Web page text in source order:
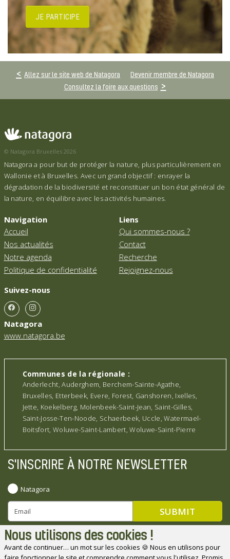
Nous utilisons des cookies !
Avant de continuer… un mot sur les cookies 🍪 Nous en utilisons pour
JE PARTICIPE
Allez sur le site web de Natagora
Devenir membre de Natagora
Consultez la foire aux questions
© Natagora Bruxelles 2026
Natagora a pour but de protéger la nature, plus particulièrement en
Wallonie et à Bruxelles. Avec un grand objectif : enrayer la
dégradation de la biodiversité et reconstituer un bon état général de
la nature, en équilibre avec les activités humaines.
Navigation
Accueil
Nos actualités
Notre agenda
Politique de confidentialité
Liens
Qui sommes-nous ?
Contact
Recherche
Rejoignez-nous
Suivez-nous
Natagora
www.natagora.be
Communes de la régionale :
Anderlecht, Auderghem, Berchem-Sainte-Agathe,
Bruxelles, Etterbeek, Evere, Forest, Ganshoren, Ixelles,
Jette, Koekelberg, Molenbeek-Saint-Jean, Saint-Gilles,
Saint-Josse-Ten-Noode, Schaerbeek, Uccle, Watermael-
Boitsfort, Woluwe-Saint-Lambert, Woluwe-Saint-Pierre
S'INSCRIRE À NOTRE NEWSLETTER
Natagora